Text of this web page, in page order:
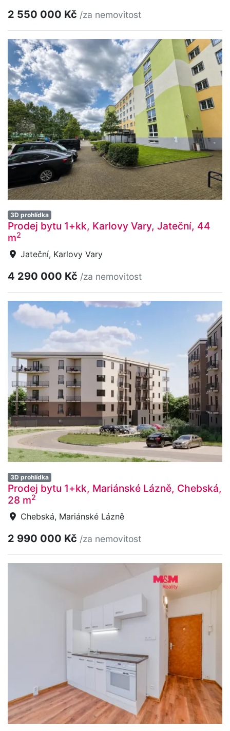
2 550 000 Kč /za nemovitost
3D prohlídka
Prodej bytu 1+kk, Karlovy Vary, Jateční, 44
m2
Jateční, Karlovy Vary
4 290 000 Kč /za nemovitost
3D prohlídka
Prodej bytu 1+kk, Mariánské Lázně, Chebská,
28 m2
Chebská, Mariánské Lázně
2 990 000 Kč /za nemovitost